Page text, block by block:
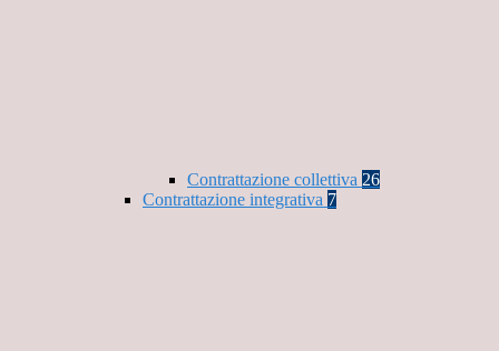
Contrattazione collettiva 26
Contrattazione integrativa 7